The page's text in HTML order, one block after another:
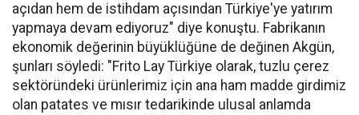
açıdan hem de istihdam açısından Türkiye'ye yatırım
yapmaya devam ediyoruz" diye konuştu. Fabrikanın
ekonomik değerinin büyüklüğüne de değinen Akgün,
şunları söyledi: "Frito Lay Türkiye olarak, tuzlu çerez
sektöründeki ürünlerimiz için ana ham madde girdimiz
olan patates ve mısır tedarikinde ulusal anlamda